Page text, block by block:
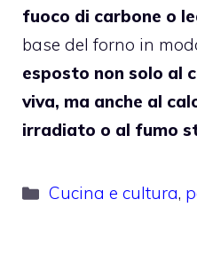
fuoco di carbone o
base del forno in
esposto non solo al
viva, ma anche al
irradiato o al fumo
Categorie
Cucina e cultura,